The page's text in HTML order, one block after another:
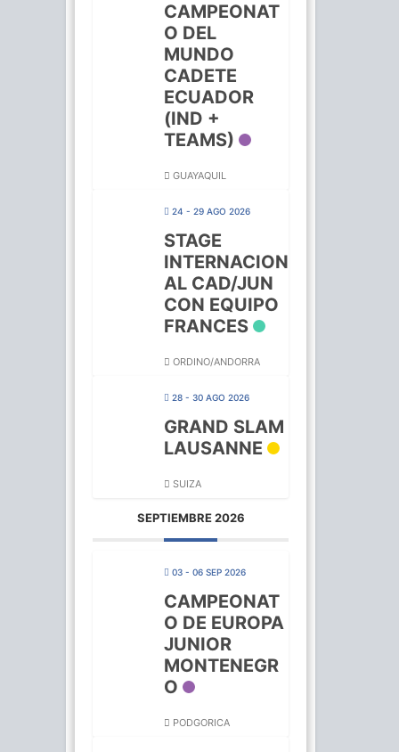
CAMPEONAT
O DEL
MUNDO
CADETE
ECUADOR
(IND +
TEAMS)
GUAYAQUIL
24 - 29 AGO 2026
STAGE
INTERNACION
AL CAD/JUN
CON EQUIPO
FRANCES
ORDINO/ANDORRA
28 - 30 AGO 2026
GRAND SLAM
LAUSANNE
SUIZA
SEPTIEMBRE 2026
03 - 06 SEP 2026
CAMPEONAT
O DE EUROPA
JUNIOR
MONTENEGR
O
PODGORICA